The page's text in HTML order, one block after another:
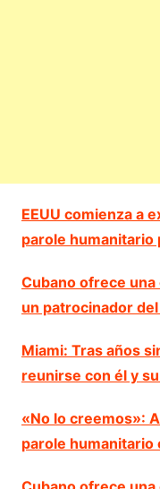
EEUU comienza a
parole humanitario
Cubano ofrece una
un patrocinador
Miami: Tras años
reunirse con él y
«No lo creemos»:
parole humanitario